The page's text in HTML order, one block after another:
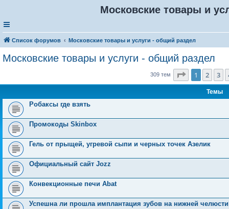
Московские товары и
Список форумов Московские товары и услуги - общий раздел
Московские товары и услуги - общий раздел
309 тем Страница
1 2 3
Темы
Робаксы где взять
Промокоды Skinbox
Гель от прыщей, угревой сыпи и черных точек Азелик
Официальный сайт Jozz
Конвекционные печи Abat
Успешна ли прошла имплантация зубов на нижней